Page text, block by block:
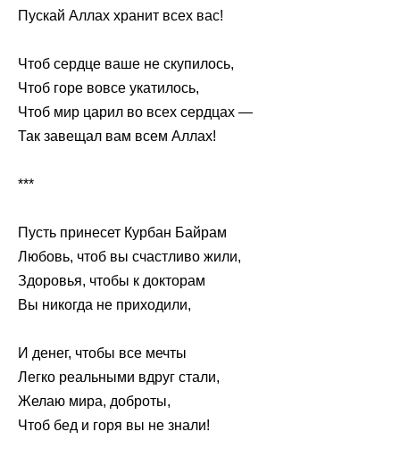
Пускай Аллах хранит всех вас!
Чтоб сердце ваше не скупилось,
Чтоб горе вовсе укатилось,
Чтоб мир царил во всех сердцах —
Так завещал вам всем Аллах!
***
Пусть принесет Курбан Байрам
Любовь, чтоб вы счастливо жили,
Здоровья, чтобы к докторам
Вы никогда не приходили,
И денег, чтобы все мечты
Легко реальными вдруг стали,
Желаю мира, доброты,
Чтоб бед и горя вы не знали!